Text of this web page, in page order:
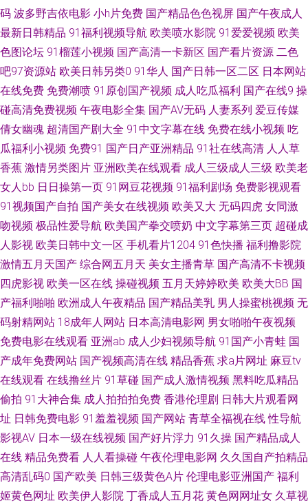
91蝌蚪成人 超碰人人91网 九一香蕉视频撸啊撸 人妻八页 五月天成人网 91
国在线等 91综合娱乐在线 精品久草 91视频网站免费版 91国产白丝极品精品
不卡AV电影在线 国产原创在线五区 人妻丝袜色图 先锋影音资源玖玖AV 91豆
品入口 91日韩国产影院 WWW九一com 国产午夜福利三区 人妻色网 91啦在
线 国产精品××× 欧美性爱91 综合国产一区 91视频手机最新网址 超碰人人靠
九九热精品国产视频 91久久日韩 欧美一级在线 91秒拍视频福利 狠狠草狠狠
操 色婷婷久久综 91公司制作传媒 超碰免费人妻97 九热免费视频播放 日韩二
区不卡综合 影音先锋AV草莓 99大香蕉 91在线观看玖玖 91成人版下载 国产
免费av福利 日韩无码免费专区 91超碰大香蕉 91影视网卡颜 国产自产在线区
欧美久久噜噜射 91网在线看 日韩美乳91 91人妻性爱超碰 国产福利白浆AV
免费的黄页亚洲 天堂色www 91传媒免费看 91在线观看视频网站 久久96热
线观看 探花综合网 91大神视频免费 91在线视频导航 久久婷婷精品 69日韩
码 波多野吉依电影 小h片免费 国产精品色色视屏 国产午夜成人
最新日韩精品 91福利视频导航 欧美喷水影院 91爱爱视频 欧美
色图论坛 91榴莲小视频 国产高清一卡新区 国产看片资源 二色
吧97资源站 欧美日韩另类0 91华人 国产日韩一区二区 日本网站
在线免费 免费潮喷 91原创国产视频 成人吃瓜福利 国产在线9 操
碰高清免费视频 午夜电影全集 国产AV无码 人妻系列 爱豆传媒
倩女幽魂 超清国产剧大全 91中文字幕在线 免费在线小视频 吃
瓜福利小视频 免费91 国产日产亚洲精品 91社在线高清 人人草
香蕉 激情另类图片 亚洲欧美在线观看 成人三级成人三级 欧美老
女人bb 日日操第一页 91网豆花视频 91福利剧场 免费影视观看
91视频国产自拍 国产美女在线视频 欧美又大 无码四虎 女同激
吻视频 极品性爱导航 欧美国产拳交喷奶 中文字幕第三页 超碰成
人影视 欧美日韩中文一区 手机看片1204 91色快播 福利撸影院
激情五月天国产 综合网五月天 美女主播青草 国产高清不卡视频
四虎影视 欧美一区在线 操碰视频 五月天婷婷欧美 欧美大BB 国
产福利啪啪 欧洲成人午夜精品 国产精品美乳 男人操蜜桃视频 无
码射精网站 18成年人网站 日本高清电影网 男女啪啪午夜视频
免费电影在线观看 亚洲ab 成人少妇视频导航 91国产小青蛙 国
产成年免费网站 国产视频高清在线 精品香蕉 求a片网址 麻豆tv
在线观看 在线撸丝片 91草碰 国产成人激情视频 黑料吃瓜精品
偷拍 91大神合集 成人拍拍拍免费 香港伦理剧 日韩大片观看网
址 日韩免费电影 91羞羞视频 国产网站 青草全福视在线 性导航
影视AV 日本一级在线视频 国产好片浮力 91久操 国产精品成人
在线 精品免费看 人人看操碰 午夜伦理电影网 久久国自产拍精品
高清乱码0 国产欧美 日韩三级黄色A片 伦理电影亚洲国产 福利
姬黄色网址 欧美伊人影院 丁香成人五月花 黄色网网址女 久草视